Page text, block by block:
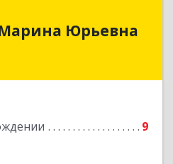
Юрьевна
9